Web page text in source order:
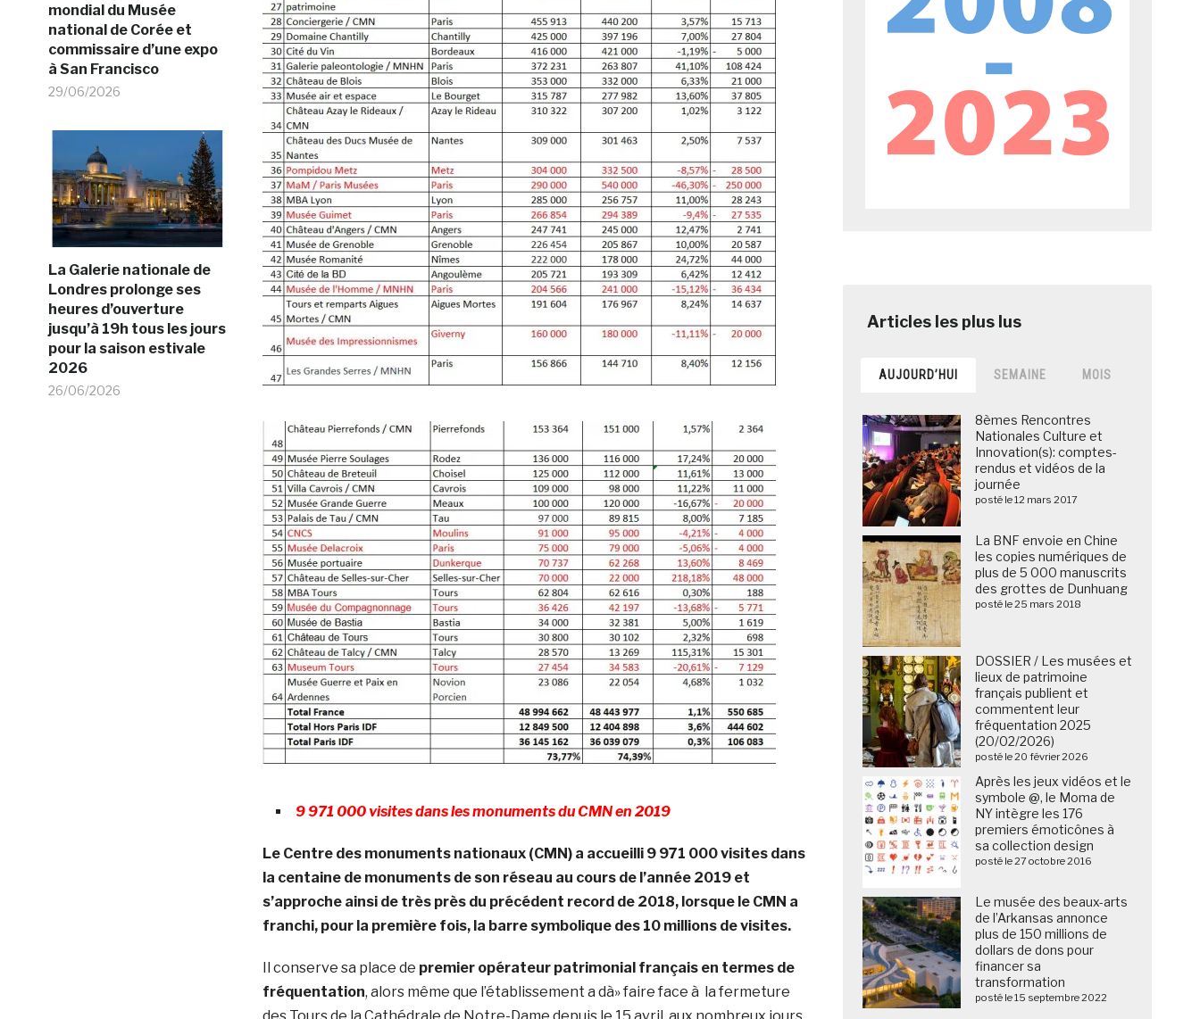
mondial du Musée
national de Corée et
commissaire d’une expo
à San Francisco
29/06/2026
La Galerie nationale de
Londres prolonge ses
heures d’ouverture
jusqu’à 19h tous les jours
pour la saison estivale
2026
26/06/2026
9 971 000 visites dans les monuments du CMN en 2019
Le Centre des monuments nationaux (CMN) a accueilli 9 971 000 visites dans
la centaine de monuments de son réseau au cours de l’année 2019 et
s’approche ainsi de très près du précédent record de 2018, lorsque le CMN a
franchi, pour la première fois, la barre symbolique des 10 millions de visites.
Il conserve sa place de premier opérateur patrimonial français en termes de
fréquentation, alors même que l’établissement a dà» faire face à la fermeture
AUJOURD’HUI SEMAINE MOIS
8èmes Rencontres
Nationales Culture et
Innovation(s): comptes-
rendus et vidéos de la
journée
posté le 12 mars 2017
La BNF envoie en Chine
les copies numériques de
plus de 5 000 manuscrits
des grottes de Dunhuang
posté le 25 mars 2018
DOSSIER / Les musées et
lieux de patrimoine
français publient et
commentent leur
fréquentation 2025
(20/02/2026)
posté le 20 février 2026
Après les jeux vidéos et le
symbole @, le Moma de
NY intègre les 176
premiers émoticônes à
sa collection design
posté le 27 octobre 2016
Le musée des beaux-arts
de l’Arkansas annonce
plus de 150 millions de
dollars de dons pour
financer sa
transformation
posté le 15 septembre 2022